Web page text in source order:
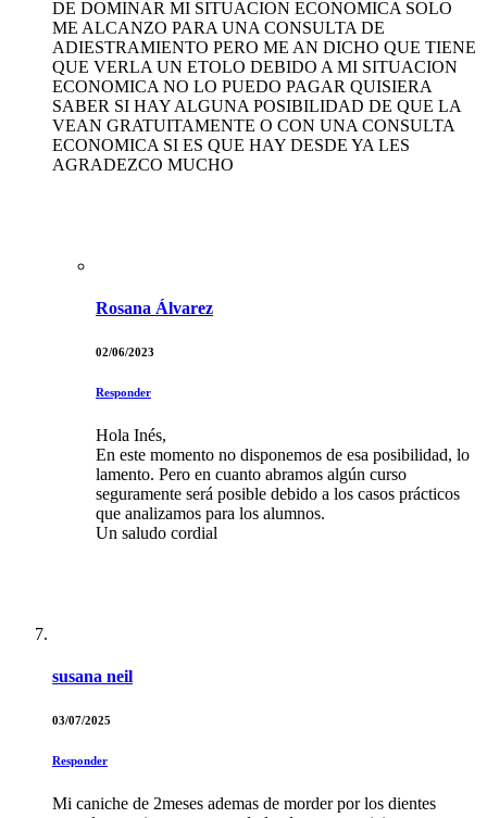
DE DOMINAR MI SITUACION ECONOMICA SOLO
ME ALCANZO PARA UNA CONSULTA DE
ADIESTRAMIENTO PERO ME AN DICHO QUE TIENE
QUE VERLA UN ETOLO DEBIDO A MI SITUACION
ECONOMICA NO LO PUEDO PAGAR QUISIERA
SABER SI HAY ALGUNA POSIBILIDAD DE QUE LA
VEAN GRATUITAMENTE O CON UNA CONSULTA
ECONOMICA SI ES QUE HAY DESDE YA LES
AGRADEZCO MUCHO
Rosana Álvarez
02/06/2023
Responder
Hola Inés,
En este momento no disponemos de esa posibilidad, lo
lamento. Pero en cuanto abramos algún curso
seguramente será posible debido a los casos prácticos
que analizamos para los alumnos.
Un saludo cordial
susana neil
03/07/2025
Responder
Mi caniche de 2meses ademas de morder por los dientes